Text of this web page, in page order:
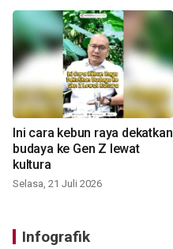
Ini cara kebun raya dekatkan
budaya ke Gen Z lewat
kultura
Selasa, 21 Juli 2026
Infografik